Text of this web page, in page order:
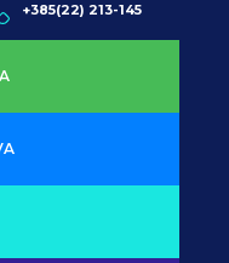
+385(22) 213-145